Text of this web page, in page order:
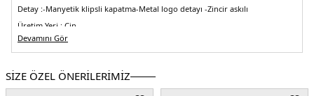
Detay :-Manyetik klipsli kapatma-Metal logo detayı -Zincir askılı
Üretim Yeri : Çin
5DE2JC4079PP0LKJ0850.65
Devamını Gör
SİZE ÖZEL ÖNERİLERİMİZ